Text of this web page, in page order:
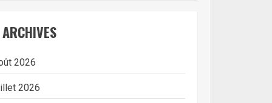
ARCHIVES
2026
2026